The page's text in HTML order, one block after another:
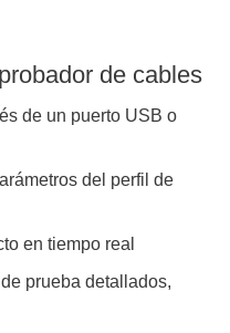
de cables
de un puerto USB o
del perfil de
en tiempo real
prueba detallados,